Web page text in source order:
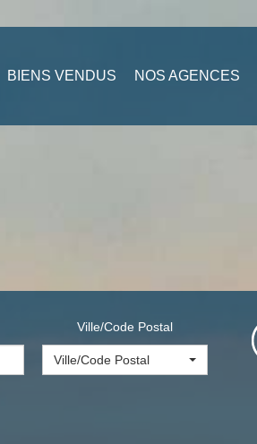
BIENS VENDUS NOS AGENCES
Ville/Code Postal
Ville/Code Postal